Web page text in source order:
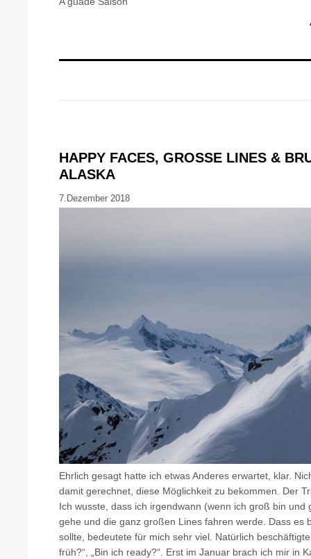
HAPPY FACES, GROSSE LINES &
LASKA
7.Dezember 2018
Ehrlich gesagt hatte ich etwas Anderes erwartet, klar.
damit gerechnet, diese Möglichkeit zu bekommen. Der
Ich wusste, dass ich irgendwann (wenn ich groß bin und
gehe und die ganz großen Lines fahren werde. Dass es
sollte, bedeutete für mich sehr viel. Natürlich
früh?“, „Bin ich ready?“. Erst im Januar brach ich mir in